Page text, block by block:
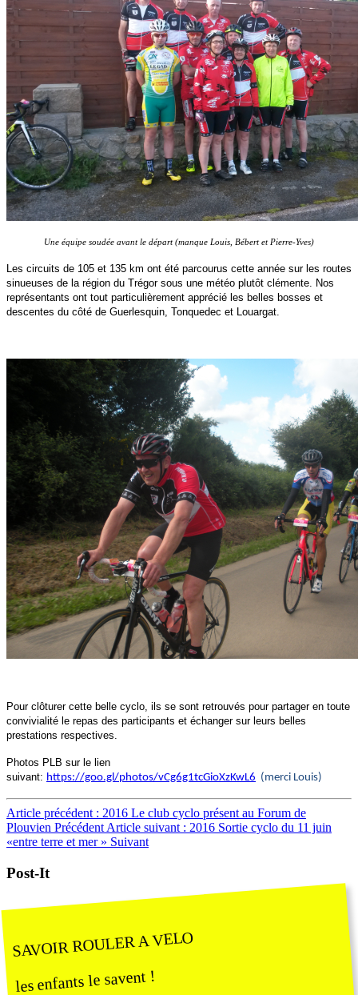
Une équipe soudée avant le départ (manque Louis, Bébert et Pierre-Yves)
Les circuits de 105 et 135 km ont été parcourus cette année sur les routes
sinueuses de la région du Trégor sous une météo plutôt clémente. Nos
représentants ont tout particulièrement apprécié les belles bosses et
descentes du côté de Guerlesquin, Tonquedec et Louargat.
Pour clôturer cette belle cyclo, ils se sont retrouvés pour partager en toute
convivialité le repas des participants et échanger sur leurs belles
prestations respectives.
Photos PLB sur le lien
suivant: https://goo.gl/photos/vCg6g1tcGioXzKwL6 (merci Louis)
Article précédent : 2016 Le club cyclo présent au Forum de
Plouvien Précédent Article suivant : 2016 Sortie cyclo du 11 juin
«entre terre et mer » Suivant
Post-It
SAVOIR ROULER A VELO
les enfants le savent !